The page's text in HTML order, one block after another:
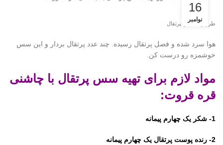
16
نوامبر
طرز تهیه سس پرتقال
هوا سرد شده و فصل پرتقال رسیده. چند عدد پرتقال بردار و این سس
خوشمزه رو درست کن.
مواد لازم برای تهیه سس پرتقال با چاشنی
قره قروت:
1- شکر یک چهارم پیمانه
2- رنده پوست پرتقال یک چهارم پیمانه